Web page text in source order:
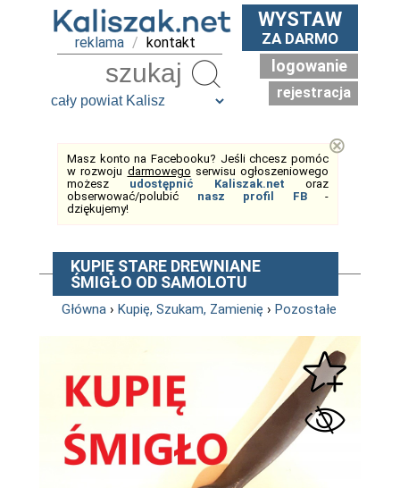
reklama / kontakt
WYSTAW
ZA DARMO
logowanie
rejestracja
Masz konto na Facebooku? Jeśli chcesz pomóc
w rozwoju darmowego serwisu ogłoszeniowego
możesz udostępnić Kaliszak.net oraz
obserwować/polubić nasz profil FB-
dziękujemy!
⊗
KUPIĘ STARE DREWNIANE
ŚMIGŁO OD SAMOLOTU
Główna › Kupię, Szukam, Zamienię › Pozostałe